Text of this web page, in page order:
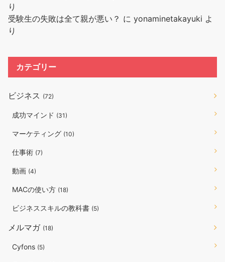
り
受験生の失敗は全て親が悪い？ に yonaminetakayuki よ
り
カテゴリー
ビジネス (72)
成功マインド (31)
マーケティング (10)
仕事術 (7)
動画 (4)
MACの使い方 (18)
ビジネススキルの教科書 (5)
メルマガ (18)
Cyfons (5)